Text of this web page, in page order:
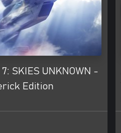
SKIES UNKNOWN -
Edition